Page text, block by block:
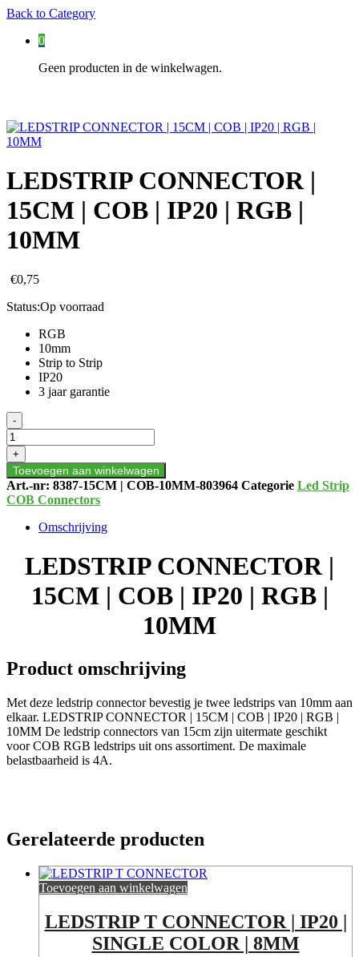
Back to Category
0
Geen producten in de winkelwagen.
LEDSTRIP CONNECTOR |
15CM | COB | IP20 | RGB |
10MM
€0,75
Status:Op voorraad
RGB
10mm
Strip to Strip
IP20
3 jaar garantie
LEDSTRIP
CONNECTOR
|
15CM
|
COB
|
10MM
aantal
-
+
Toevoegen aan winkelwagen
Art.-nr: 8387-15CM | COB-10MM-803964 Categorie Led Strip
COB Connectors
Omschrijving
LEDSTRIP CONNECTOR |
15CM | COB | IP20 | RGB |
10MM
Product omschrijving
Met deze ledstrip connector bevestig je twee ledstrips van 10mm aan
elkaar. LEDSTRIP CONNECTOR | 15CM | COB | IP20 | RGB |
10MM De ledstrip connectors van 15cm zijn uitermate geschikt
voor COB RGB ledstrips uit ons assortiment. De maximale
belastbaarheid is 4A.
Gerelateerde producten
Toevoegen aan winkelwagen
LEDSTRIP T CONNECTOR | IP20 |
SINGLE COLOR | 8MM